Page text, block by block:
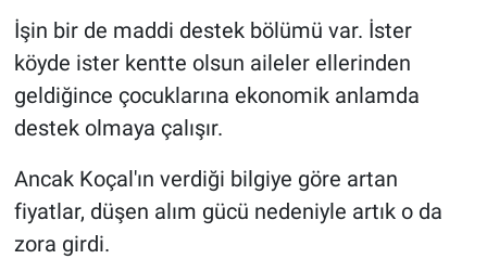
İşin bir de maddi destek bölümü var. İster
köyde ister kentte olsun aileler ellerinden
geldiğince çocuklarına ekonomik anlamda
destek olmaya çalışır.
Ancak Koçal'ın verdiği bilgiye göre artan
fiyatlar, düşen alım gücü nedeniyle artık o da
zora girdi.